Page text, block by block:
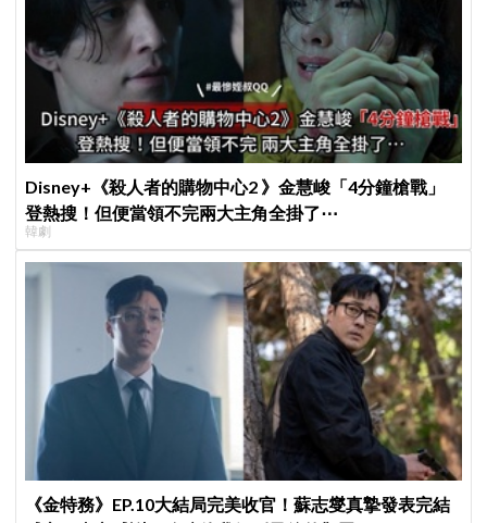
Disney+《殺人者的購物中心2 》金慧峻「4分鐘槍戰」
登熱搜！但便當領不完兩大主角全掛了⋯
韓劇
《金特務》EP.10大結局完美收官！蘇志燮真摯發表完結